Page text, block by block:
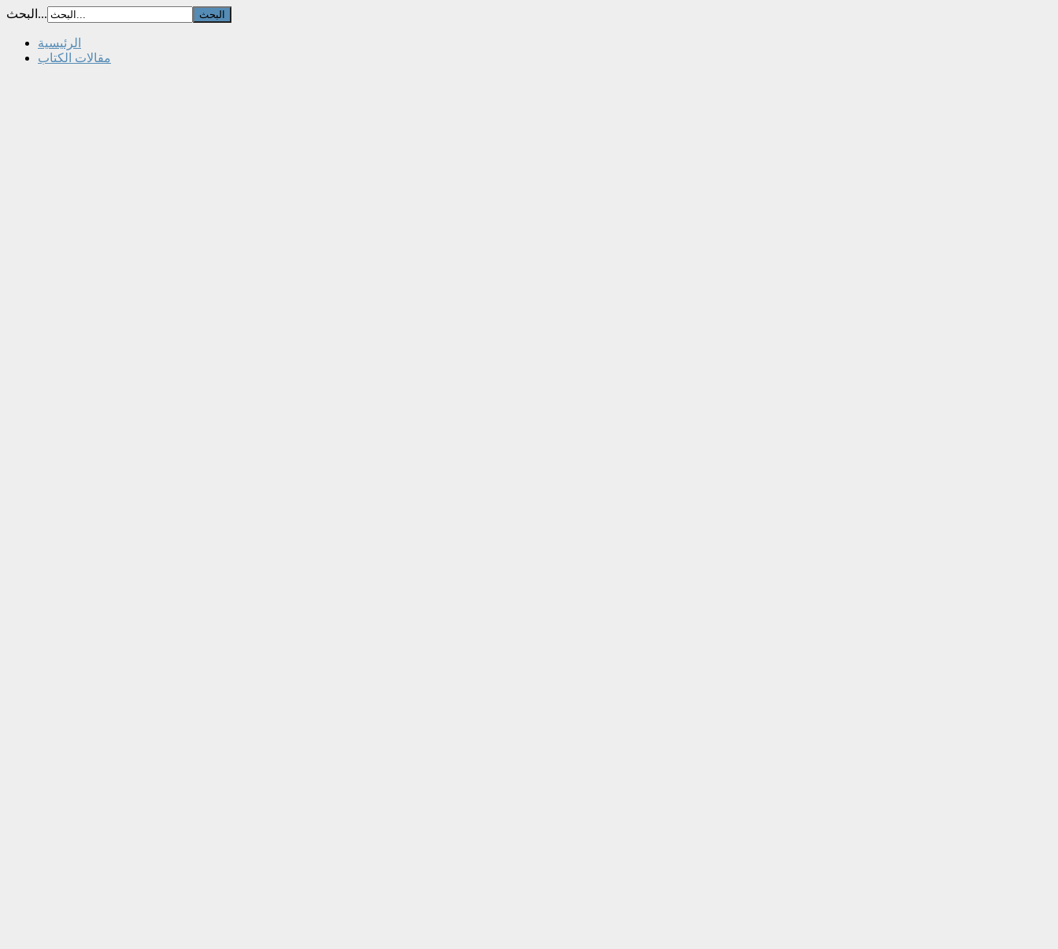
البحث...
الرئيسية
مقالات الكتاب